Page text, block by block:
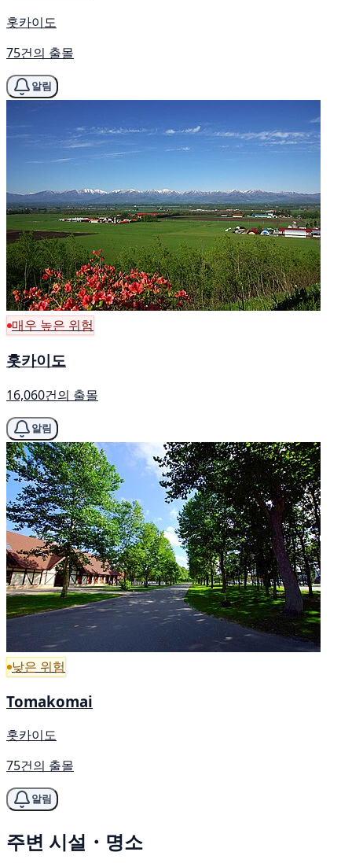
홋카이도
75건의 출몰
알림
매우 높은 위험
홋카이도
16,060건의 출몰
알림
낮은 위험
Tomakomai
홋카이도
75건의 출몰
알림
주변 시설・명소